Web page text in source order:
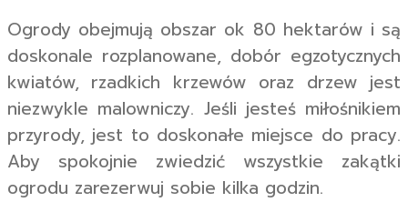
Ogrody obejmują obszar ok 80 hektarów i są
doskonale rozplanowane, dobór egzotycznych
kwiatów, rzadkich krzewów oraz drzew jest
niezwykle malowniczy. Jeśli jesteś miłośnikiem
przyrody, jest to doskonałe miejsce do pracy.
Aby spokojnie zwiedzić wszystkie zakątki
ogrodu zarezerwuj sobie kilka godzin.